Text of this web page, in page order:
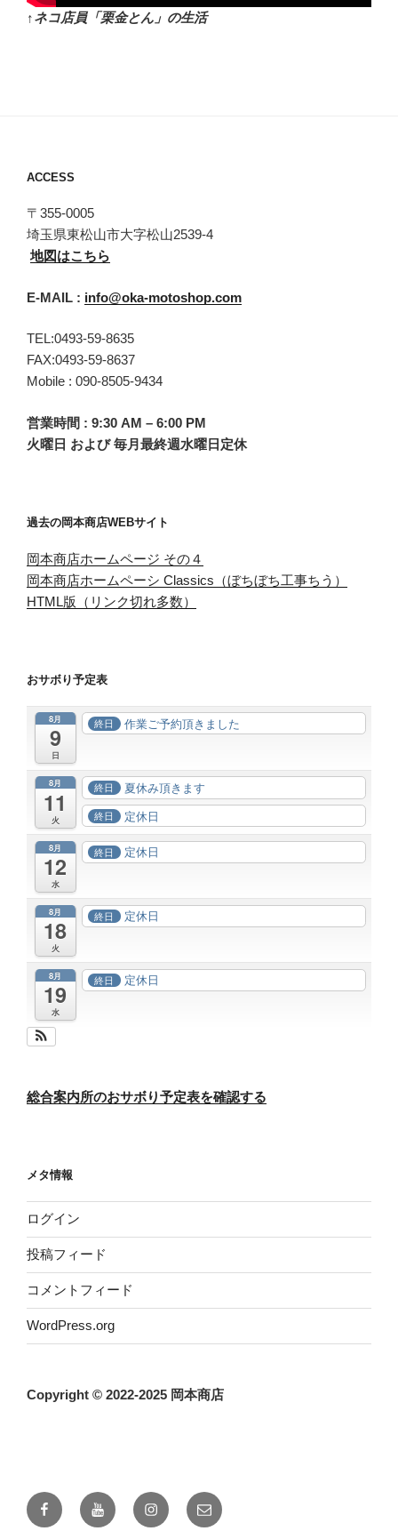
↑ネコ店員「栗金とん」の生活
ACCESS
〒355-0005
埼玉県東松山市大字松山2539-4
地図はこちら
E-MAIL : info@oka-motoshop.com
TEL:0493-59-8635
FAX:0493-59-8637
Mobile : 090-8505-9434
営業時間 : 9:30 AM – 6:00 PM
火曜日 および 毎月最終週水曜日定休
過去の岡本商店WEBサイト
岡本商店ホームページ その４
岡本商店ホームペーシ Classics（ぼちぼち工事ちう）
HTML版（リンク切れ多数）
おサボり予定表
8月
9
日
終日 作業ご予約頂きました
8月
11
火
終日 夏休み頂きます
終日 定休日
8月
12
水
終日 定休日
8月
18
火
終日 定休日
8月
19
水
終日 定休日
総合案内所のおサボり予定表を確認する
メタ情報
ログイン
投稿フィード
コメントフィード
WordPress.org
Copyright © 2022-2025 岡本商店
FacebookYouTubeinstagramメ
ー